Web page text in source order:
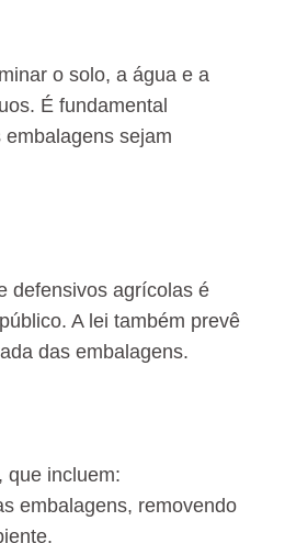
o solo, a água e a
É fundamental
sejam
defensivos agrícolas é
A lei também prevê
das embalagens.
que incluem:
embalagens, removendo